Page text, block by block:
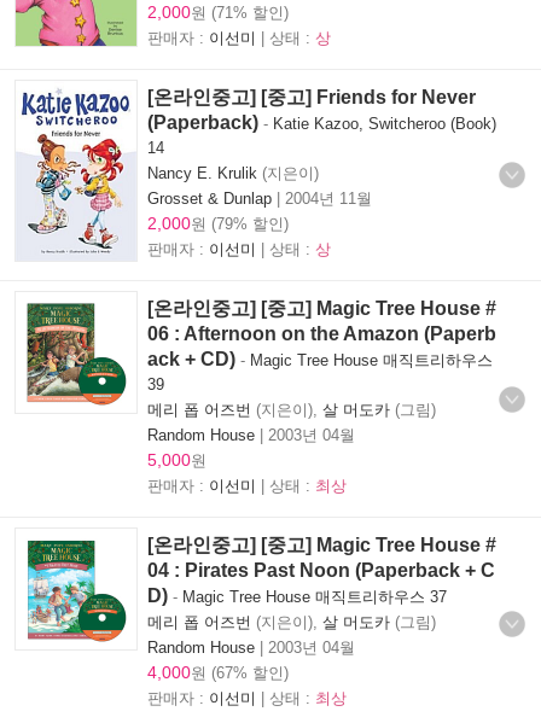
2,000원 (71% 할인)
판매자 : 이선미 | 상태 : 상
[온라인중고] [중고] Friends for Never
(Paperback) - Katie Kazoo, Switcheroo (Book)
14
Nancy E. Krulik (지은이)
Grosset & Dunlap | 2004년 11월
2,000원 (79% 할인)
판매자 : 이선미 | 상태 : 상
[온라인중고] [중고] Magic Tree House #
06 : Afternoon on the Amazon (Paperb
ack + CD) - Magic Tree House 매직트리하우스
39
메리 폽 어즈번 (지은이), 살 머도카 (그림)
Random House | 2003년 04월
5,000원
판매자 : 이선미 | 상태 : 최상
[온라인중고] [중고] Magic Tree House #
04 : Pirates Past Noon (Paperback + C
D) - Magic Tree House 매직트리하우스 37
메리 폽 어즈번 (지은이), 살 머도카 (그림)
Random House | 2003년 04월
4,000원 (67% 할인)
판매자 : 이선미 | 상태 : 최상